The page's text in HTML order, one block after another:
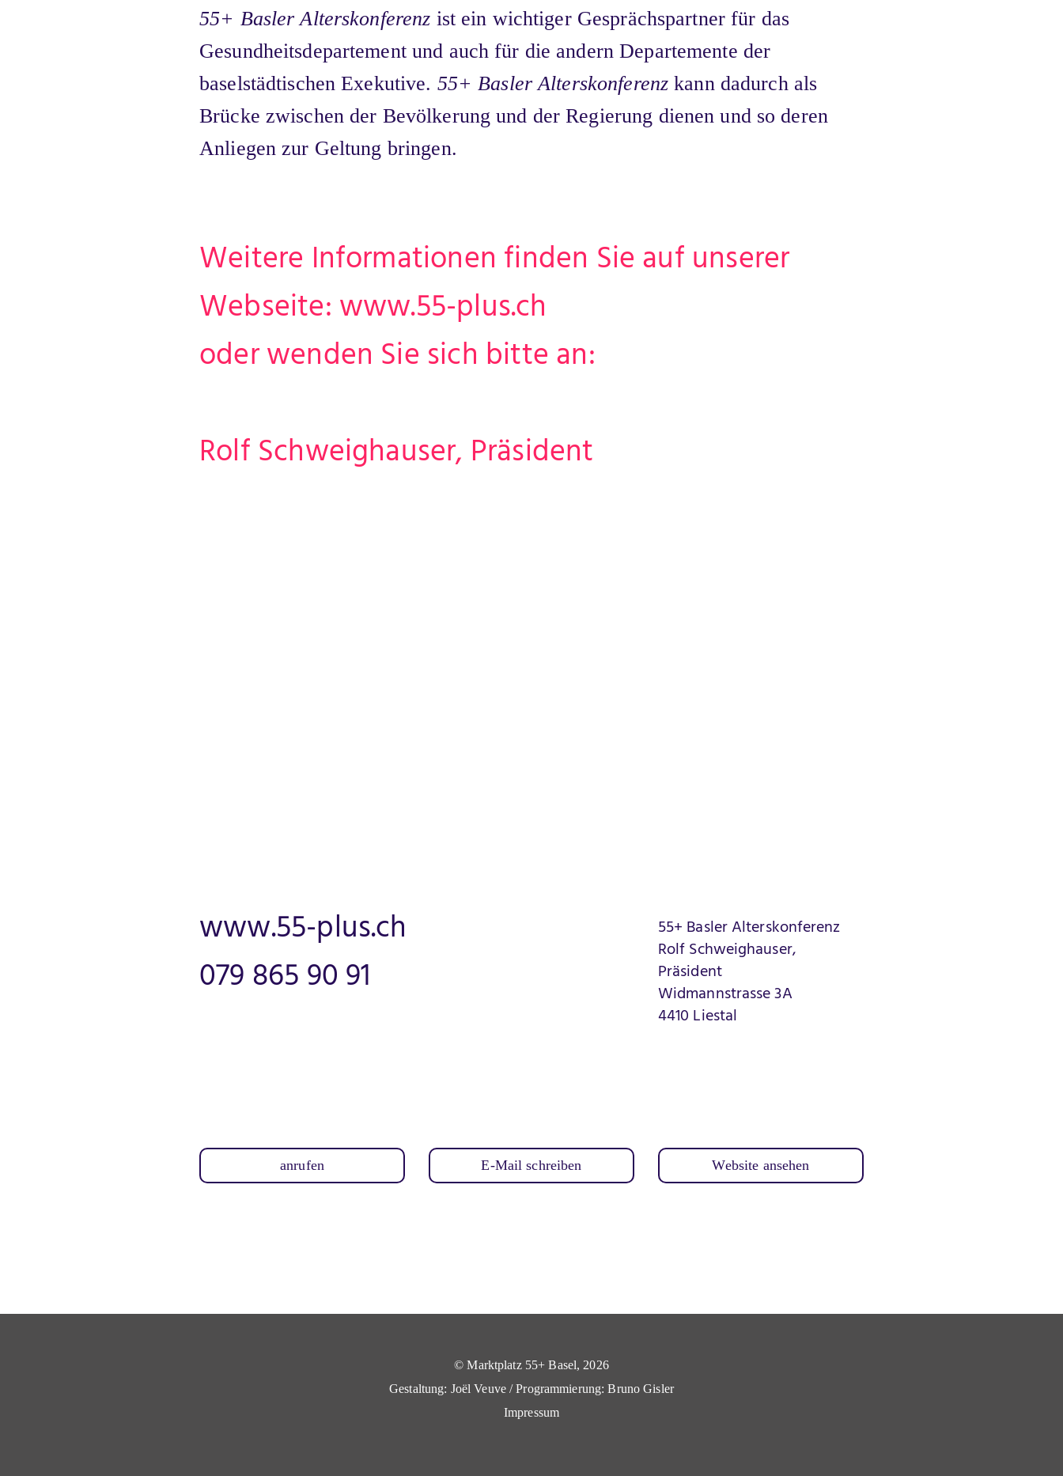
55+ Basler Alterskonferenz ist ein wichtiger Gesprächspartner für das
Gesundheitsdepartement und auch für die andern Departemente der
baselstädtischen Exekutive. 55+ Basler Alterskonferenz kann dadurch als
Brücke zwischen der Bevölkerung und der Regierung dienen und so deren
Anliegen zur Geltung bringen.
Weitere Informationen finden Sie auf unserer
Webseite: www.55-plus.ch
oder wenden Sie sich bitte an:
Rolf Schweighauser, Präsident
www.55-plus.ch
079 865 90 91
55+ Basler Alterskonferenz
Rolf Schweighauser,
Präsident
Widmannstrasse 3A
4410 Liestal
anrufen E-Mail schreiben Website ansehen
© Marktplatz 55+ Basel, 2026
Gestaltung: Joël Veuve/ Programmierung:Bruno Gisler
Impressum